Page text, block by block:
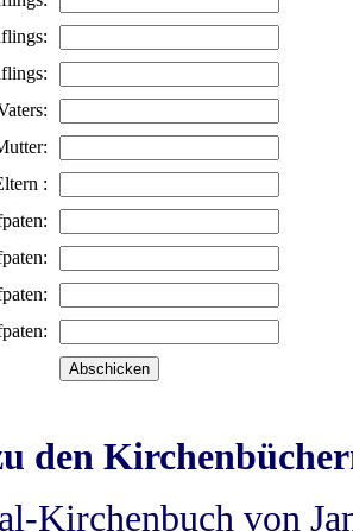
:
den
Kirchenbuch von